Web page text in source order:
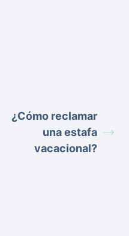
¿Cómo reclamar
una estafa
vacacional?